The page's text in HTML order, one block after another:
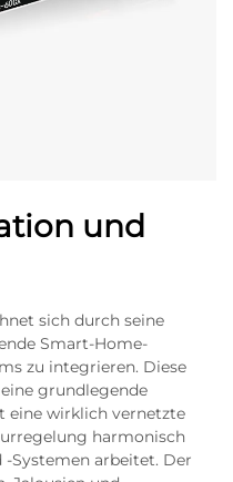
und
sich durch seine
Smart-Home-
zu integrieren. Diese
grundlegende
eine wirklich vernetzte
harmonisch
Systemen arbeitet. Der